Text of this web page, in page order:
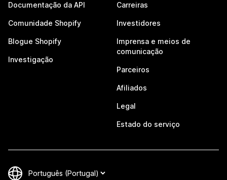
Documentação da API
Comunidade Shopify
Blogue Shopify
Investigação
Carreiras
Investidores
Imprensa e meios de
comunicação
Parceiros
Afiliados
Legal
Estado do serviço